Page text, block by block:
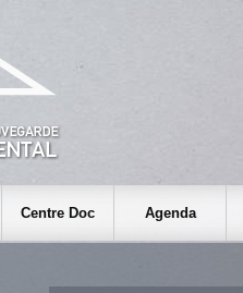
Centre Doc Agenda